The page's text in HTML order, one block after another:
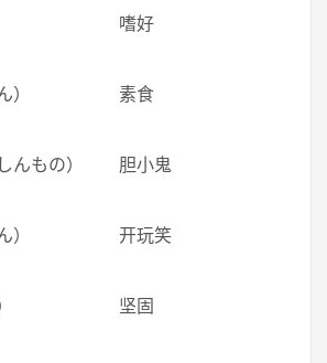
み） 嗜好
じん） 素食
しんもの） 胆小鬼
だん） 开玩笑
うぶ） 坚固